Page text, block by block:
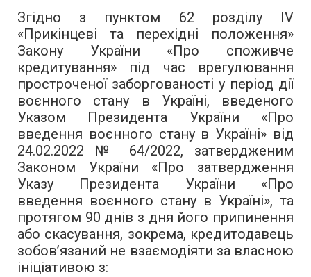
Згідно з пунктом 62 розділу IV
«Прикінцеві та перехідні положення»
Закону України «Про споживче
кредитування» під час врегулювання
простроченої заборгованості у період дії
воєнного стану в Україні, введеного
Указом Президента України «Про
введення воєнного стану в Україні» від
24.02.2022 № 64/2022, затвердженим
Законом України «Про затвердження
Указу Президента України «Про
введення воєнного стану в Україні», та
протягом 90 днів з дня його припинення
або скасування, зокрема, кредитодавець
зобов’язаний не взаємодіяти за власною
ініціативою з: